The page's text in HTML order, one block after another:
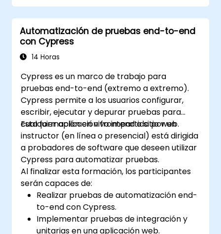
pruebas.
Automatización de pruebas end-to-end
con Cypress
14 Horas
Cypress es un marco de trabajo para
pruebas end-to-end (extremo a extremo).
Cypress permite a los usuarios configurar,
escribir, ejecutar y depurar pruebas para
cualquier aplicación frontend o sitio web.
Esta formación en vivo impartida por un
instructor (en línea o presencial) está dirigida
a probadores de software que deseen utilizar
Cypress para automatizar pruebas.
Al finalizar esta formación, los participantes
serán capaces de:
Realizar pruebas de automatización end-
to-end con Cypress.
Implementar pruebas de integración y
unitarias en una aplicación web.